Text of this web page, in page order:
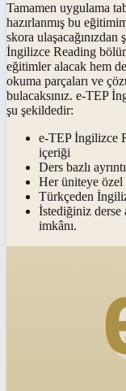
Tamamen uygulama
hazırlanmış bu
skora
İngilizce Reading
eğitimler alacak hem
okuma parçaları ve
bulacaksınız. e-TEP
şu şekildedir:
e-TEP İngilizce
içeriği
Ders bazlı
Her üniteye özel
Türkçeden
İstediğiniz derse
imkânı.